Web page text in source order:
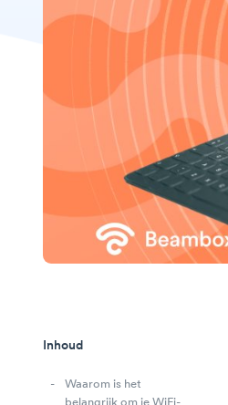
Inhoud
Waarom is het